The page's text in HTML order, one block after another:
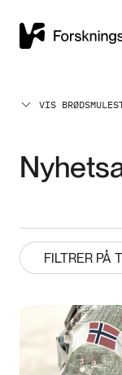
VIS
FILTRER PÅ